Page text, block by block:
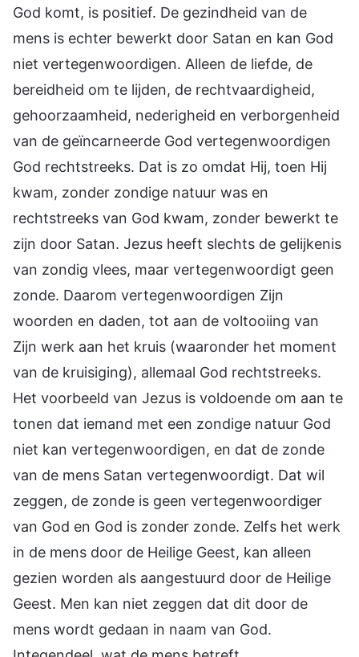
God komt, is positief. De gezindheid van de
mens is echter bewerkt door Satan en kan God
niet vertegenwoordigen. Alleen de liefde, de
bereidheid om te lijden, de rechtvaardigheid,
gehoorzaamheid, nederigheid en verborgenheid
van de geïncarneerde God vertegenwoordigen
God rechtstreeks. Dat is zo omdat Hij, toen Hij
kwam, zonder zondige natuur was en
rechtstreeks van God kwam, zonder bewerkt te
zijn door Satan. Jezus heeft slechts de gelijkenis
van zondig vlees, maar vertegenwoordigt geen
zonde. Daarom vertegenwoordigen Zijn
woorden en daden, tot aan de voltooiing van
Zijn werk aan het kruis (waaronder het moment
van de kruisiging), allemaal God rechtstreeks.
Het voorbeeld van Jezus is voldoende om aan te
tonen dat iemand met een zondige natuur God
niet kan vertegenwoordigen, en dat de zonde
van de mens Satan vertegenwoordigt. Dat wil
zeggen, de zonde is geen vertegenwoordiger
van God en God is zonder zonde. Zelfs het werk
in de mens door de Heilige Geest, kan alleen
gezien worden als aangestuurd door de Heilige
Geest. Men kan niet zeggen dat dit door de
mens wordt gedaan in naam van God.